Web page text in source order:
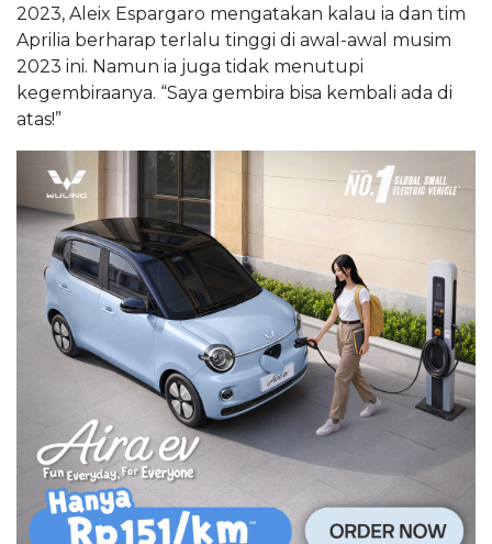
2023, Aleix Espargaro mengatakan kalau ia dan tim
Aprilia berharap terlalu tinggi di awal-awal musim
2023 ini. Namun ia juga tidak menutupi
kegembiraanya. “Saya gembira bisa kembali ada di
atas!”